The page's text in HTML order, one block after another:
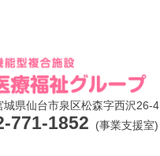
城県仙台市泉区松森字西沢26-4
771-1852 (事業支援室)